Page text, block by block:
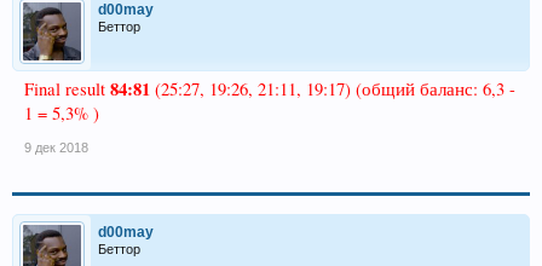
d00may
Беттор
Final result 84:81 (25:27, 19:26, 21:11, 19:17) (общий баланс: 6,3 -
1 = 5,3% )
9 дек 2018
d00may
Беттор